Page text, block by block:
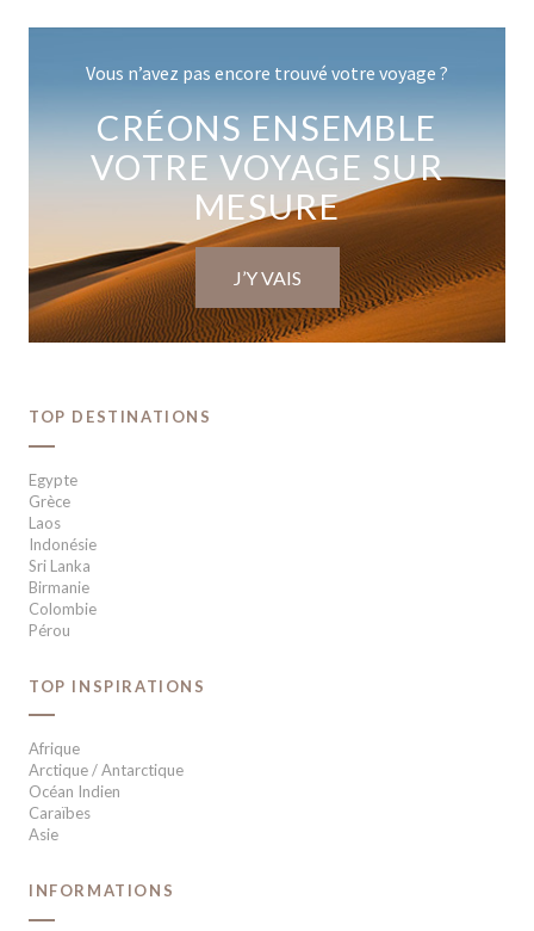
Vous n’avez pas encore trouvé votre voyage ?
CRÉONS ENSEMBLE
VOTRE VOYAGE SUR
MESURE
J’Y VAIS
TOP DESTINATIONS
Egypte
Grèce
Laos
Indonésie
Sri Lanka
Birmanie
Colombie
Pérou
TOP INSPIRATIONS
Afrique
Arctique / Antarctique
Océan Indien
Caraïbes
Asie
INFORMATIONS